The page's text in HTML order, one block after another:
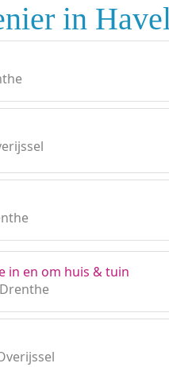
in
in en om huis & tuin